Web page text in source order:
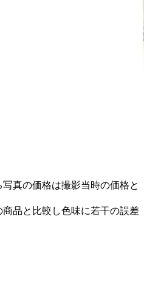
真の価格は撮影当時の価格と
品と比較し色味に若干の誤差